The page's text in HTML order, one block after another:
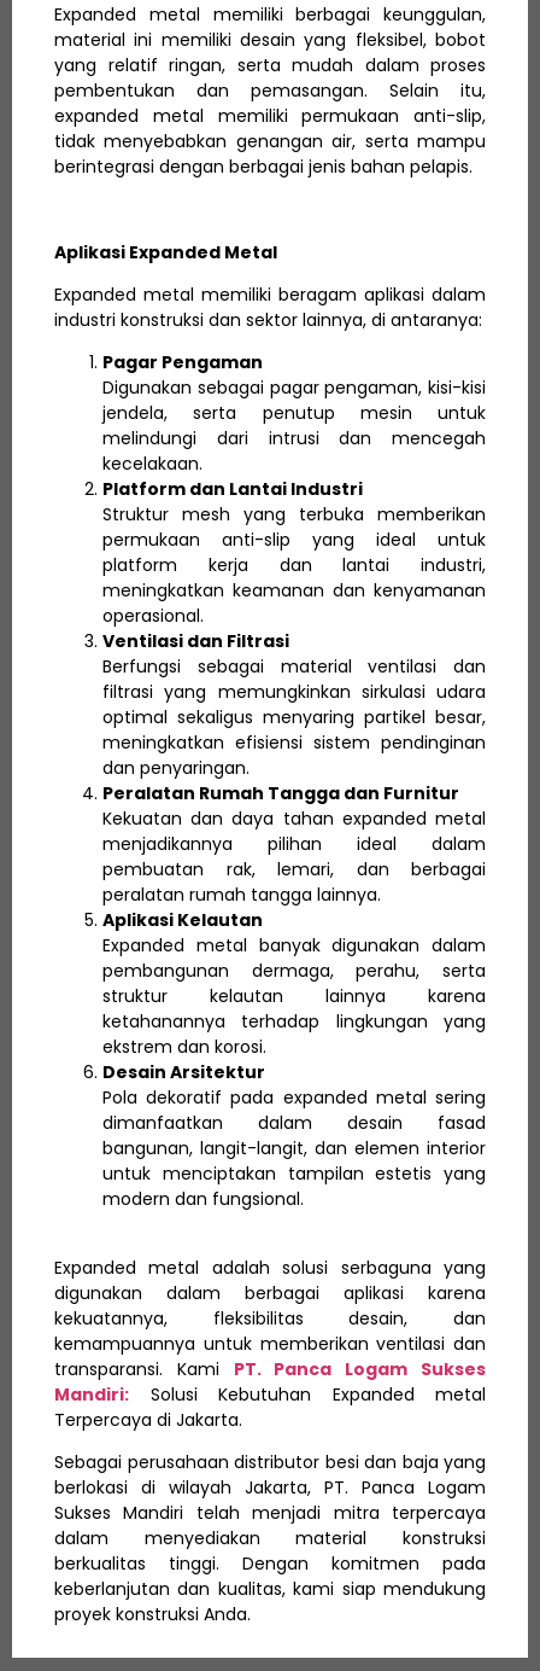
Expanded metal memiliki berbagai keunggulan,
material ini memiliki desain yang fleksibel, bobot
yang relatif ringan, serta mudah dalam proses
pembentukan dan pemasangan. Selain itu,
expanded metal memiliki permukaan anti-slip,
tidak menyebabkan genangan air, serta mampu
berintegrasi dengan berbagai jenis bahan pelapis.
Aplikasi Expanded Metal
Expanded metal memiliki beragam aplikasi dalam
industri konstruksi dan sektor lainnya, di antaranya:
Pagar Pengaman
Digunakan sebagai pagar pengaman, kisi-kisi
jendela, serta penutup mesin untuk
melindungi dari intrusi dan mencegah
kecelakaan.
Platform dan Lantai Industri
Struktur mesh yang terbuka memberikan
permukaan anti-slip yang ideal untuk
platform kerja dan lantai industri,
meningkatkan keamanan dan kenyamanan
operasional.
Ventilasi dan Filtrasi
Berfungsi sebagai material ventilasi dan
filtrasi yang memungkinkan sirkulasi udara
optimal sekaligus menyaring partikel besar,
meningkatkan efisiensi sistem pendinginan
dan penyaringan.
Peralatan Rumah Tangga dan Furnitur
Kekuatan dan daya tahan expanded metal
menjadikannya pilihan ideal dalam
pembuatan rak, lemari, dan berbagai
peralatan rumah tangga lainnya.
Aplikasi Kelautan
Expanded metal banyak digunakan dalam
pembangunan dermaga, perahu, serta
struktur kelautan lainnya karena
ketahanannya terhadap lingkungan yang
ekstrem dan korosi.
Desain Arsitektur
Pola dekoratif pada expanded metal sering
dimanfaatkan dalam desain fasad
bangunan, langit-langit, dan elemen interior
untuk menciptakan tampilan estetis yang
modern dan fungsional.
Expanded metal adalah solusi serbaguna yang
digunakan dalam berbagai aplikasi karena
kekuatannya, fleksibilitas desain, dan
kemampuannya untuk memberikan ventilasi dan
transparansi. Kami PT. Panca Logam Sukses
Mandiri: Solusi Kebutuhan Expanded metal
Terpercaya di Jakarta.
Sebagai perusahaan distributor besi dan baja yang
berlokasi di wilayah Jakarta, PT. Panca Logam
Sukses Mandiri telah menjadi mitra terpercaya
dalam menyediakan material konstruksi
berkualitas tinggi. Dengan komitmen pada
keberlanjutan dan kualitas, kami siap mendukung
proyek konstruksi Anda.